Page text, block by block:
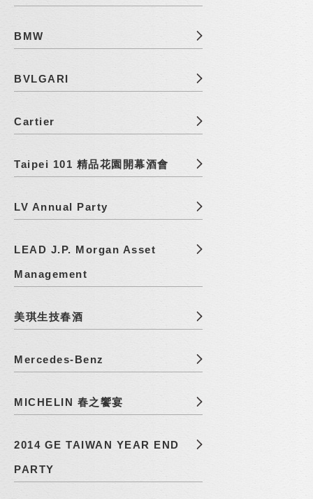
BMW
BVLGARI
Cartier
Taipei 101 精品花園開幕酒會
LV Annual Party
LEAD J.P. Morgan Asset
Management
美琪生技春酒
Mercedes-Benz
MICHELIN 春之饗宴
2014 GE TAIWAN YEAR END
PARTY